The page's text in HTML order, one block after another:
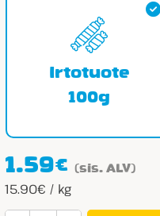
Irtotuote
100g
1.59€ (sis. ALV)
15.90€ / kg